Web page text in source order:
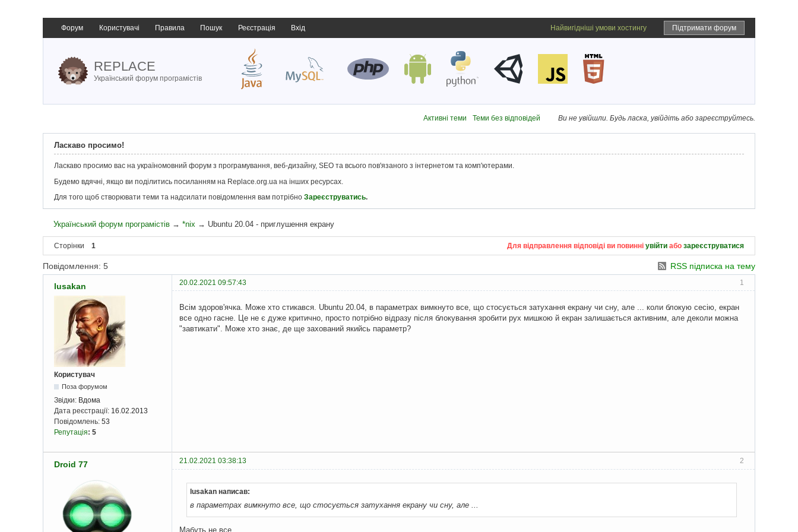
Форум Користувачі Правила Пошук Реєстрація Вхід Підтримати форум
Найвигідніші умови хостингу
REPLACE
Український форум програмістів
Ви не увійшли. Будь ласка, увійдіть або зареєструйтесь.
Активні теми Теми без відповідей
Ласкаво просимо!
Ласкаво просимо вас на україномовний форум з програмування, веб-дизайну, SEO та всього пов'язаного з інтернетом та комп'ютерами.
Будемо вдячні, якщо ви поділитись посиланням на Replace.org.ua на інших ресурсах.
Для того щоб створювати теми та надсилати повідомлення вам потрібно Зареєструватись.
Український форум програмістів →*nix → Ubuntu 20.04 - приглушення екрану
Сторінки 1 Для відправлення відповіді ви повинні увійти або зареєструватися
RSS підписка на тему
Повідомлення: 5
1
lusakan 20.02.2021 09:57:43
Користувач
Поза форумом
Звідки: Вдома
Дата реєстрації: 16.02.2013
Повідомлень: 53
Репутація: 5
Всім здоров'ячка. Може хто стикався. Ubuntu 20.04, в параметрах вимкнуто все, що стосується затухання екрану чи сну, але ... коли блокую сесію, екран
все одно гасне. Це не є дуже критично, просто потрібно відразу після блокування зробити рух мишкою й екран залишається активним, але деколи можна
"завтикати". Може хто знає, де ще захований якийсь параметр?
2
Droid 77 21.02.2021 03:38:13
lusakan написав:
в параметрах вимкнуто все, що стосується затухання екрану чи сну, але ...
Мабуть не все..